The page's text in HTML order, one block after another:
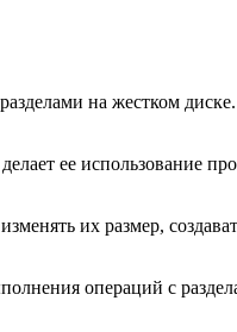
на жестком
ее использование
их размер,
операций с